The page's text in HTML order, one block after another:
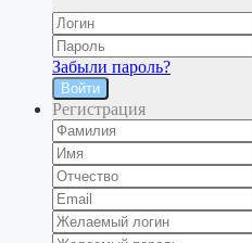
Забыли пароль?
Войти
Регистрация